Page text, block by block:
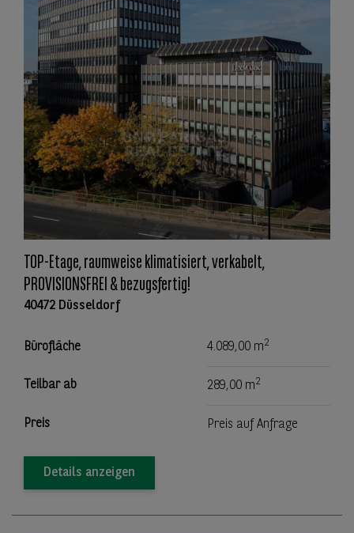
TOP-Etage, raumweise klimatisiert, verkabelt,
PROVISIONSFREI & bezugsfertig!
40472 Düsseldorf
Bürofläche 4.089,00 m2
Teilbar ab 289,00 m2
Preis Preis auf Anfrage
Details anzeigen